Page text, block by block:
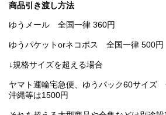
商品引き渡し方法
ゆうメール 全国一律 360円
ゆうパケットorネコポス 全国一律 500円
↓規格サイズを超える場合
ヤマト運輸宅急便、ゆうパック60サイ
沖縄等は1500円